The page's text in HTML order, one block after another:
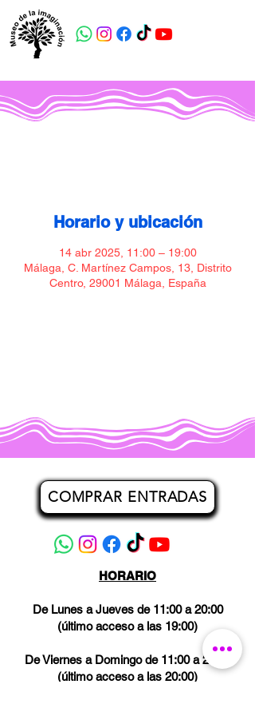
Horario y ubicación
14 abr 2025, 11:00 – 19:00
Málaga, C. Martínez Campos, 13, Distrito
Centro, 29001 Málaga, España
COMPRAR ENTRADAS
HORARIO
De Lunes a Jueves de 11:00 a 20:00
(último acceso a las 19:00)
De Viernes a Domingo de 11:00 a 21:00
(último acceso a las 20:00)